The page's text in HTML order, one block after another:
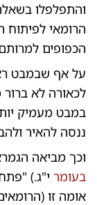
והתפלפלו
הרומאי לפיתוח
הכפופים
על אף שבמבט
לכאורה לא
במבט מעמיק
ננסה להאיר
וכך מביאה
בעומר י"ג.)
אומה זו